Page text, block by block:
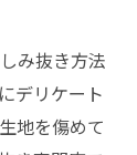
み抜き方法
デリケート
地を傷めて